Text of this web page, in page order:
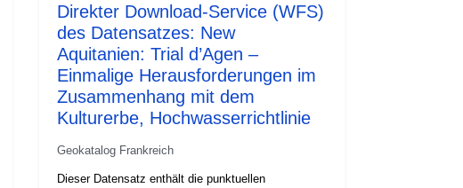
Direkter Download-Service (WFS)
des Datensatzes: New
Aquitanien: Trial d’Agen –
Einmalige Herausforderungen im
Zusammenhang mit dem
Kulturerbe, Hochwasserrichtlinie
Geokatalog Frankreich
Dieser Datensatz enthält die punktuellen